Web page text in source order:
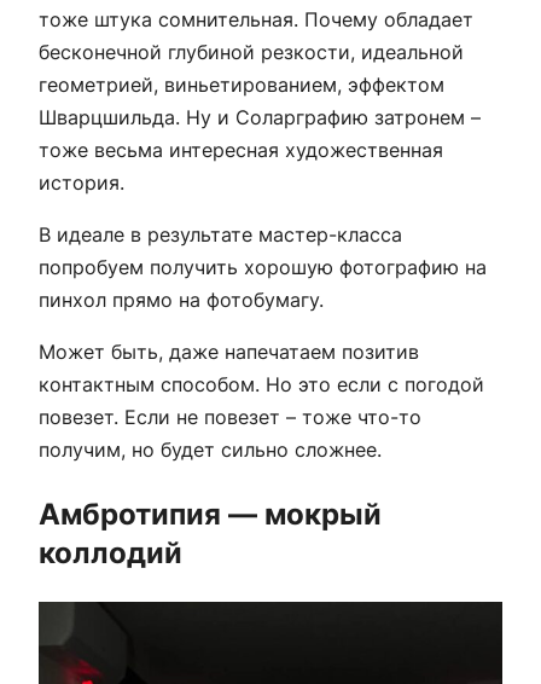
тоже штука сомнительная. Почему обладает
бесконечной глубиной резкости, идеальной
геометрией, виньетированием, эффектом
Шварцшильда. Ну и Соларграфию затронем –
тоже весьма интересная художественная
история.
В идеале в результате мастер-класса
попробуем получить хорошую фотографию на
пинхол прямо на фотобумагу.
Может быть, даже напечатаем позитив
контактным способом. Но это если с погодой
повезет. Если не повезет – тоже что-то
получим, но будет сильно сложнее.
Амбротипия — мокрый
коллодий